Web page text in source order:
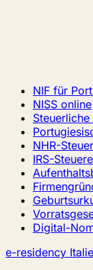
NIF für
NISS online
NHR-
IRS-
Digital-
e-residency